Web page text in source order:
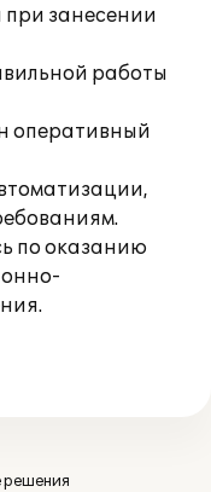
при занесении
работы
оперативный
по оказанию
решения